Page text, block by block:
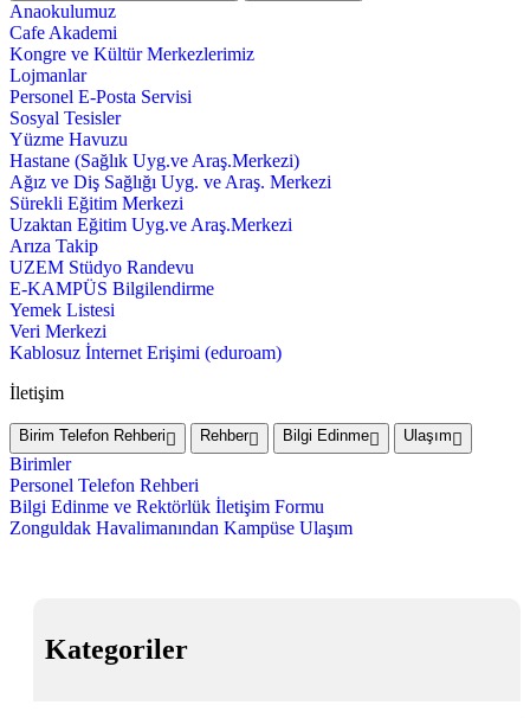
Anaokulumuz
Cafe Akademi
Kongre ve Kültür Merkezlerimiz
Lojmanlar
Personel E-Posta Servisi
Sosyal Tesisler
Yüzme Havuzu
Hastane (Sağlık Uyg.ve Araş.Merkezi)
Ağız ve Diş Sağlığı Uyg. ve Araş. Merkezi
Sürekli Eğitim Merkezi
Uzaktan Eğitim Uyg.ve Araş.Merkezi
Arıza Takip
UZEM Stüdyo Randevu
E-KAMPÜS Bilgilendirme
Yemek Listesi
Veri Merkezi
Kablosuz İnternet Erişimi (eduroam)
İletişim
Birim Telefon Rehberi Rehber Bilgi Edinme Ulaşım
Birimler
Personel Telefon Rehberi
Bilgi Edinme ve Rektörlük İletişim Formu
Zonguldak Havalimanından Kampüse Ulaşım
Kategoriler